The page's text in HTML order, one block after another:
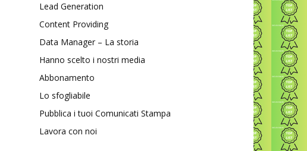
Lead Generation
Content Providing
Data Manager – La storia
Hanno scelto i nostri media
Abbonamento
Lo sfogliabile
Pubblica i tuoi Comunicati Stampa
Lavora con noi